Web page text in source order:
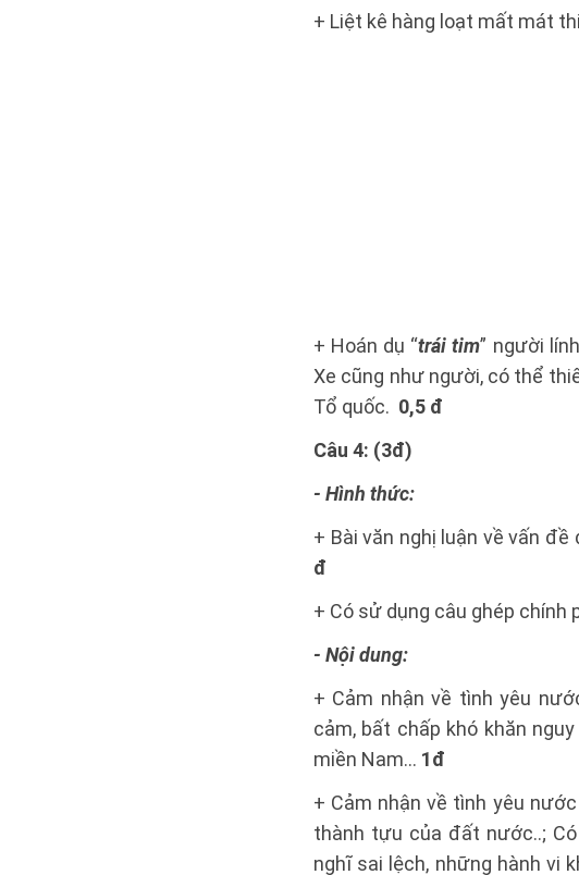
+ Liệt kê hàng loạt mất mát
+ Hoán dụ “trái tim” người
Xe cũng như người, có thể
Tổ quốc. 0,5 đ
Câu 4: (3đ)
- Hình thức:
+ Bài văn nghị luận về vấn
đ
+ Có sử dụng câu ghép chính
- Nội dung:
+ Cảm nhận về tình yêu
cảm, bất chấp khó khăn
miền Nam… 1đ
+ Cảm nhận về tình yêu
thành tựu của đất nước..;
nghĩ sai lệch, những hành vi